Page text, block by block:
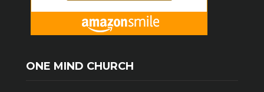
ONE MIND CHURCH